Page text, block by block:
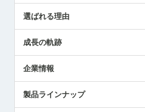
解決策提案
選ばれる理由
成長の軌跡
企業情報
ごあいさつ
製品ラインナップ